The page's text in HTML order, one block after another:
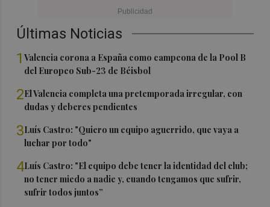
Últimas Noticias
1Valencia corona a España como campeona de la Pool B
del Europeo Sub-23 de Béisbol
2El Valencia completa una pretemporada irregular, con
dudas y deberes pendientes
3Luís Castro: "Quiero un equipo aguerrido, que vaya a
luchar por todo"
4Luís Castro: "El equipo debe tener la identidad del club;
no tener miedo a nadie y, cuando tengamos que sufrir,
sufrir todos juntos”